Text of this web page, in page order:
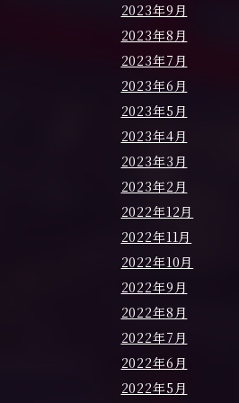
2023年9月
2023年8月
2023年7月
2023年6月
2023年5月
2023年4月
2023年3月
2023年2月
2022年12月
2022年11月
2022年10月
2022年9月
2022年8月
2022年7月
2022年6月
2022年5月